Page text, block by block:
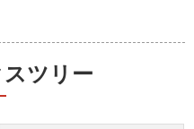
ツリー